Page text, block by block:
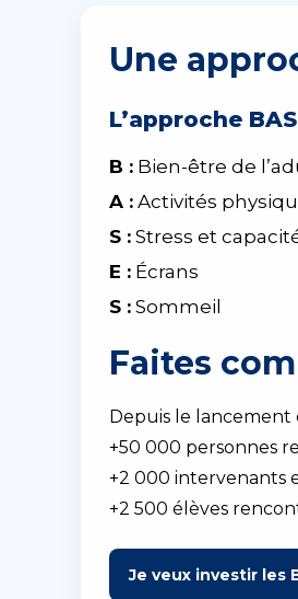
Une
L’approche
B : Bien-être de
A : Activités
S : Stress et
E : Écrans
S : Sommeil
Faites
Depuis le lancement
+50 000 personnes
+2 000 intervenants
+2 500 élèves
Je veux investir les